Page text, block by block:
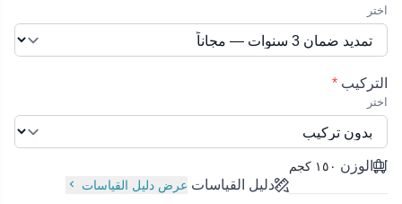
اختر
التركيب *
اختر
الوزن ١٥٠ كجم
دليل القياسات عرض دليل القياسات